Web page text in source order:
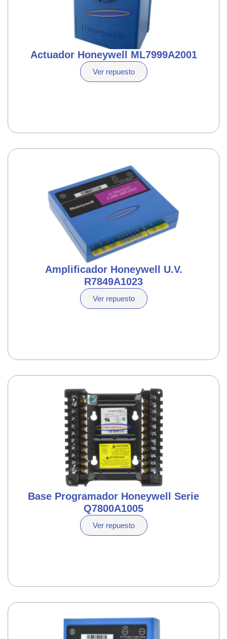
Actuador Honeywell ML7999A2001
Ver repuesto
Amplificador Honeywell U.V.
R7849A1023
Ver repuesto
Base Programador Honeywell Serie
Q7800A1005
Ver repuesto